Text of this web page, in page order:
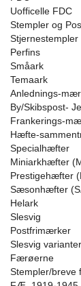
Uofficelle FDC
Stempler og
Stjernestempler
Perfins
Småark
Temaark
Anlednings-
By/Skibspost-
Frankerings-
Hæfte-
Specialhæfter
Miniarkhæfter
Prestigehæfter
Sæsonhæfter
Helark
Slesvig
Postfrimærker
Slesvig varianter
Færøerne
Stempler/breve